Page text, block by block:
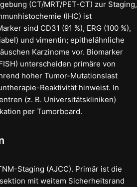
(CT/MRT/PET-CT) zur Staging,
(IHC) ist
sind CD31 (91 %), ERG (100 %),
und vimentin; epithelähnliche
Karzinome vor. Biomarker
unterscheiden primäre von
hoher Tumor-Mutationslast
Reaktivität hinweist. In
(z. B. Universitätskliniken)
per Tumorboard.
Staging (AJCC). Primär ist die
mit weitem Sicherheitsrand